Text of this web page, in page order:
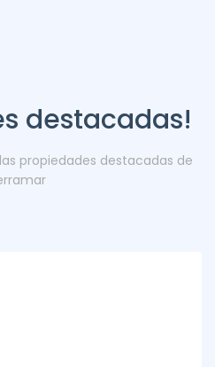
destacadas!
propiedades destacadas de